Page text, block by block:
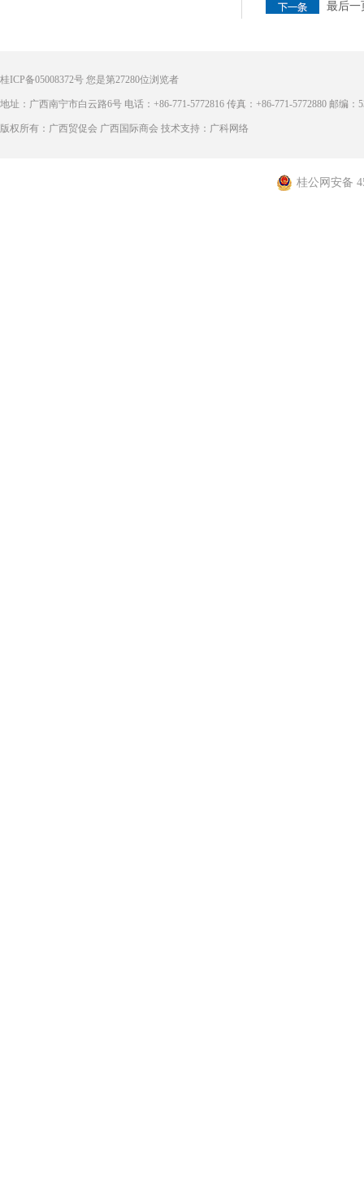
最后一
桂ICP备05008372号 您是第27280位浏览者
地址：广西南宁市白云路6号 电话：+86-771-5772816 传真：+86-771-5772880 邮编：
版权所有：广西贸促会 广西国际商会 技术支持：广科网络
桂公网安备